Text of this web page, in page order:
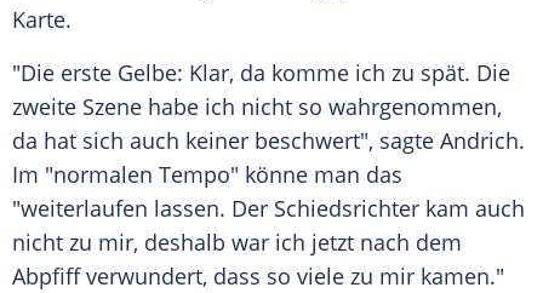
Karte.
"Die erste Gelbe: Klar, da komme ich zu spät. Die
zweite Szene habe ich nicht so wahrgenommen,
da hat sich auch keiner beschwert", sagte Andrich.
Im "normalen Tempo" könne man das
"weiterlaufen lassen. Der Schiedsrichter kam auch
nicht zu mir, deshalb war ich jetzt nach dem
Abpfiffverwundert, dass so viele zu mir kamen."